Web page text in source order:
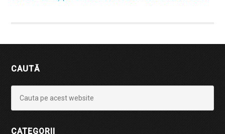
CAUTĂ
CATEGORII